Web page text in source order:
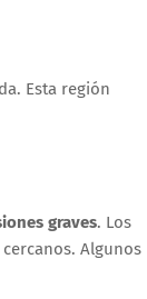
Esta región
graves. Los
Algunos